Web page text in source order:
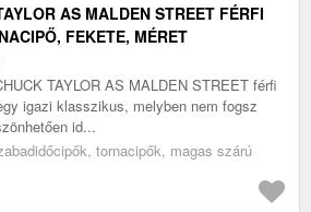
AS MALDEN STREET FÉRFI
FEKETE, MÉRET
TAYLOR AS MALDEN STREET férfi
igazi klasszikus, melyben nem fogsz
id...
tornacipők, magas szárú